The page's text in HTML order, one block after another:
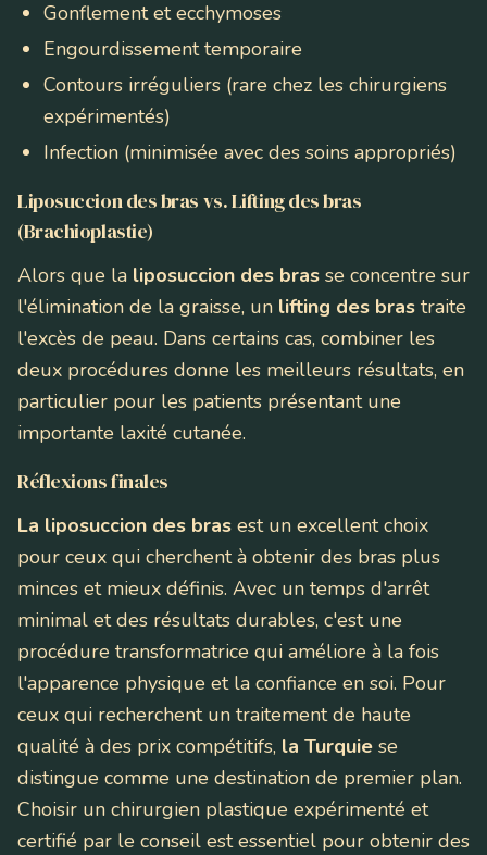
Gonflement et ecchymoses
Engourdissement temporaire
Contours irréguliers (rare chez les chirurgiens
expérimentés)
Infection (minimisée avec des soins appropriés)
Liposuccion des bras vs. Lifting des bras
(Brachioplastie)
Alors que la liposuccion des bras se concentre sur
l'élimination de la graisse, un lifting des bras traite
l'excès de peau. Dans certains cas, combiner les
deux procédures donne les meilleurs résultats, en
particulier pour les patients présentant une
importante laxité cutanée.
Réflexions finales
La liposuccion des bras est un excellent choix
pour ceux qui cherchent à obtenir des bras plus
minces et mieux définis. Avec un temps d'arrêt
minimal et des résultats durables, c'est une
procédure transformatrice qui améliore à la fois
l'apparence physique et la confiance en soi. Pour
ceux qui recherchent un traitement de haute
qualité à des prix compétitifs, la Turquie se
distingue comme une destination de premier plan.
Choisir un chirurgien plastique expérimenté et
certifié par le conseil est essentiel pour obtenir des